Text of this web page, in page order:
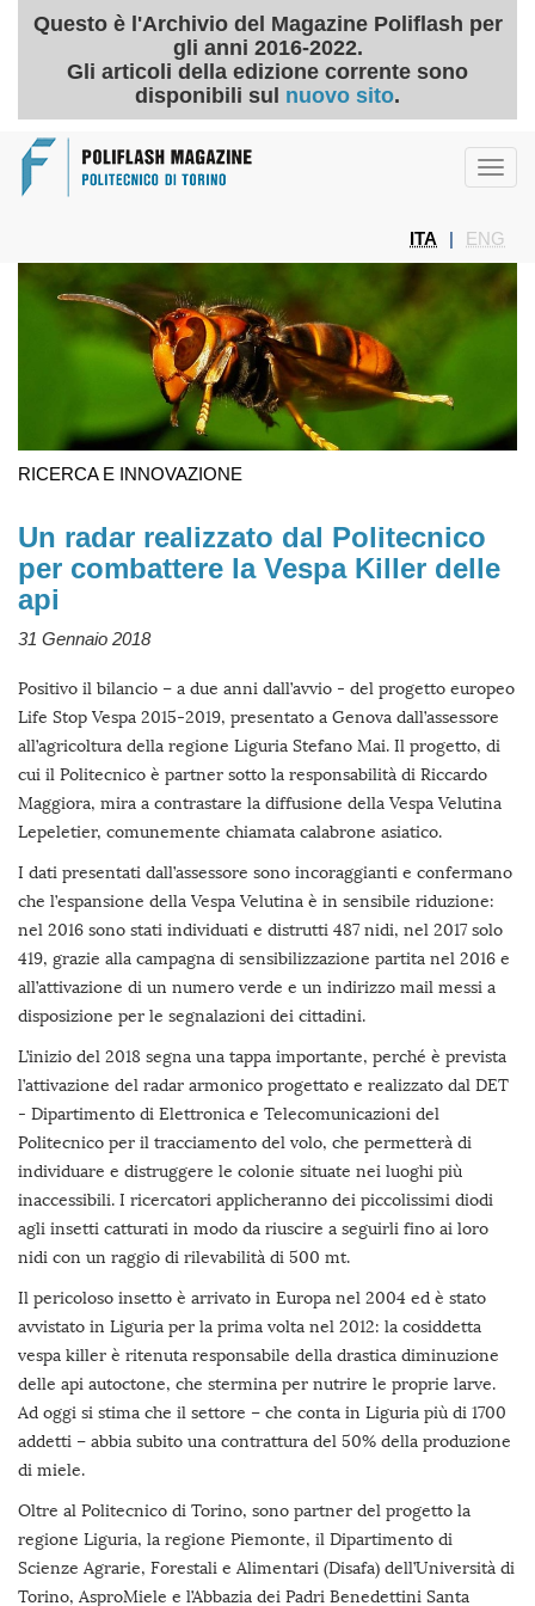
Questo è l'Archivio del Magazine Poliflash per
gli anni 2016-2022.
Gli articoli della edizione corrente sono
disponibili sul nuovo sito.
ITA ENG
RICERCA E INNOVAZIONE
Un radar realizzato dal Politecnico
per combattere la Vespa Killer delle
api
31 Gennaio 2018
Positivo il bilancio – a due anni dall’avvio - del progetto europeo
Life Stop Vespa 2015-2019, presentato a Genova dall’assessore
all’agricoltura della regione Liguria Stefano Mai. Il progetto, di
cui il Politecnico è partner sotto la responsabilità di Riccardo
Maggiora, mira a contrastare la diffusione della Vespa Velutina
Lepeletier, comunemente chiamata calabrone asiatico.
I dati presentati dall’assessore sono incoraggianti e confermano
che l’espansione della Vespa Velutina è in sensibile riduzione:
nel 2016 sono stati individuati e distrutti 487 nidi, nel 2017 solo
419, grazie alla campagna di sensibilizzazione partita nel 2016 e
all’attivazione di un numero verde e un indirizzo mail messi a
disposizione per le segnalazioni dei cittadini.
L’inizio del 2018 segna una tappa importante, perché è prevista
l’attivazione del radar armonico progettato e realizzato dal DET
- Dipartimento di Elettronica e Telecomunicazioni del
Politecnico per il tracciamento del volo, che permetterà di
individuare e distruggere le colonie situate nei luoghi più
inaccessibili. I ricercatori applicheranno dei piccolissimi diodi
agli insetti catturati in modo da riuscire a seguirli fino ai loro
nidi con un raggio di rilevabilità di 500 mt.
Il pericoloso insetto è arrivato in Europa nel 2004 ed è stato
avvistato in Liguria per la prima volta nel 2012: la cosiddetta
vespa killer è ritenuta responsabile della drastica diminuzione
delle api autoctone, che stermina per nutrire le proprie larve.
Ad oggi si stima che il settore – che conta in Liguria più di 1700
addetti – abbia subito una contrattura del 50% della produzione
di miele.
Oltre al Politecnico di Torino, sono partner del progetto la
regione Liguria, la regione Piemonte, il Dipartimento di
Scienze Agrarie, Forestali e Alimentari (Disafa) dell’Università di
Torino, AsproMiele e l’Abbazia dei Padri Benedettini Santa